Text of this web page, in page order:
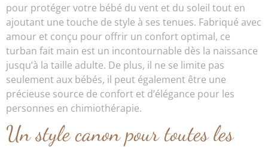
pour protéger votre bébé du vent et du soleil tout en
ajoutant une touche de style à ses tenues. Fabriqué avec
amour et conçu pour offrir un confort optimal, ce
turban fait main est un incontournable dès la naissance
jusqu’à la taille adulte. De plus, il ne se limite pas
seulement aux bébés, il peut également être une
précieuse source de confort et d’élégance pour les
personnes en chimiothérapie.
Un style canon pour toutes les